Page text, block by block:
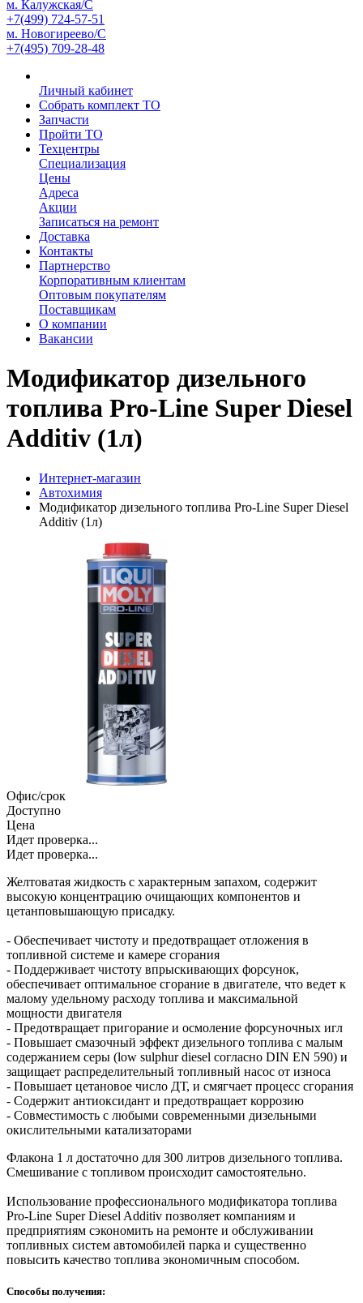
м. Калужская/С
+7(499) 724-57-51
м. Новогиреево/С
+7(495) 709-28-48
Личный кабинет
Собрать комплект ТО
Запчасти
Пройти ТО
Техцентры
Специализация
Цены
Адреса
Акции
Записаться на ремонт
Доставка
Контакты
Партнерство
Корпоративным клиентам
Оптовым покупателям
Поставщикам
О компании
Вакансии
Модификатор дизельного
топлива Pro-Line Super Diesel
Additiv (1л)
Интернет-магазин
Автохимия
Модификатор дизельного топлива Pro-Line Super Diesel
Additiv (1л)
Офис/срок
Доступно
Цена
Идет проверка...
Идет проверка...
Желтоватая жидкость с характерным запахом, содержит
высокую концентрацию очищающих компонентов и
цетанповышающую присадку.
- Обеспечивает чистоту и предотвращает отложения в
топливной системе и камере сгорания
- Поддерживает чистоту впрыскивающих форсунок,
обеспечивает оптимальное сгорание в двигателе, что ведет к
малому удельному расходу топлива и максимальной
мощности двигателя
- Предотвращает пригорание и осмоление форсуночных игл
- Повышает смазочный эффект дизельного топлива с малым
содержанием серы (low sulphur diesel согласно DIN EN 590) и
защищает распределительный топливный насос от износа
- Повышает цетановое число ДТ, и смягчает процесс сгорания
- Содержит антиоксидант и предотвращает коррозию
- Совместимость с любыми современными дизельными
окислительными катализаторами
Флакона 1 л достаточно для 300 литров дизельного топлива.
Смешивание с топливом происходит самостоятельно.
Использование профессионального модификатора топлива
Pro-Line Super Diesel Additiv позволяет компаниям и
предприятиям сэкономить на ремонте и обслуживании
топливных систем автомобилей парка и существенно
повысить качество топлива экономичным способом.
Способы получения: